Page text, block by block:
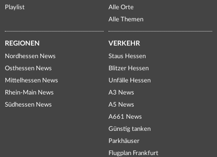
Playlist
Alle Orte
Alle Themen
REGIONEN
Nordhessen News
Osthessen News
Mittelhessen News
Rhein-Main News
Südhessen News
VERKEHR
Staus Hessen
Blitzer Hessen
Unfälle Hessen
A3 News
A5 News
A661 News
Günstig tanken
Parkhäuser
Flugplan Frankfurt